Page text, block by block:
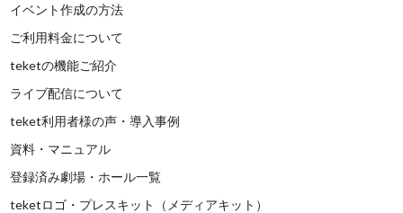
イベント作成の方法
ご利用料金について
teketの機能ご紹介
ライブ配信について
teket利用者様の声・導入事例
資料・マニュアル
登録済み劇場・ホール一覧
teketロゴ・プレスキット（メディアキット）